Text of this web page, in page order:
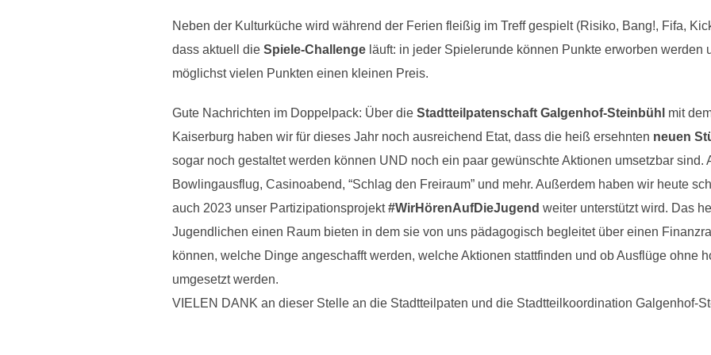
Neben der Kulturküche wird während der Ferien fleißig im Treff gespielt (Risiko, Bang!, Fifa,
dass aktuell die Spiele-Challenge läuft: in jeder Spielerunde können Punkte erworben werden
möglichst vielen Punkten einen kleinen Preis.
Gute Nachrichten im Doppelpack: Über die Stadtteilpatenschaft Galgenhof-Steinbühl mit
Kaiserburg haben wir für dieses Jahr noch ausreichend Etat, dass die heiß ersehnten neuen
sogar noch gestaltet werden können UND noch ein paar gewünschte Aktionen umsetzbar sind.
Bowlingausflug, Casinoabend, “Schlag den Freiraum” und mehr. Außerdem haben wir heute
auch 2023 unser Partizipationsprojekt#WirHörenAufDieJugend weiter unterstützt wird. Das
Jugendlichen einen Raum bieten in dem sie von uns pädagogisch begleitet über einen
können, welche Dinge angeschafft werden, welche Aktionen stattfinden und ob Ausflüge ohne
umgesetzt werden.
VIELEN DANK an dieser Stelle an die Stadtteilpaten und die Stadtteilkoordination Galgenhof-